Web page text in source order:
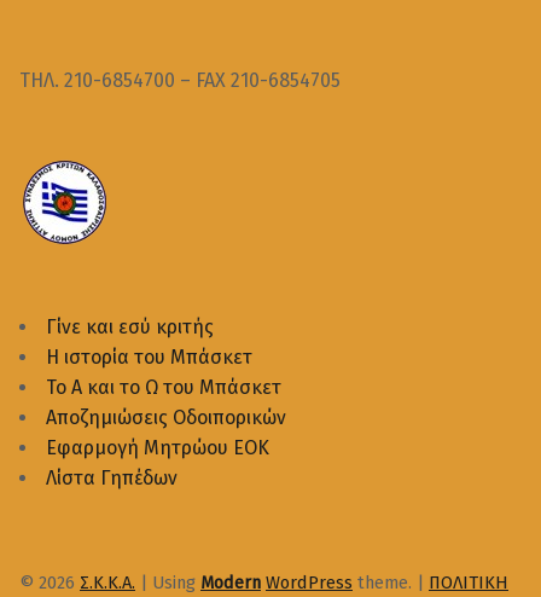
ΤΗΛ. 210-6854700 – FAX 210-6854705
Γίνε και εσύ κριτής
Η ιστορία του Μπάσκετ
Το Α και το Ω του Μπάσκετ
Αποζημιώσεις Οδοιπορικών
Εφαρμογή Μητρώου ΕΟΚ
Λίστα Γηπέδων
© 2026 Σ.Κ.Κ.Α. | Using Modern WordPress theme. | ΠΟΛΙΤΙΚΗ